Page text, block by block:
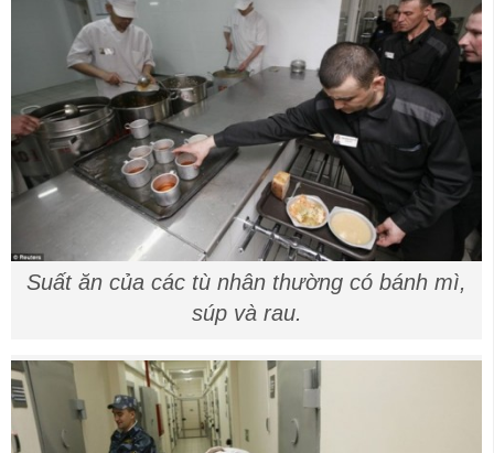
Suất ăn của các tù nhân thường có bánh mì,
súp và rau.